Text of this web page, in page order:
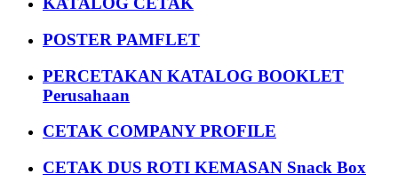
POSTER PAMFLET
PERCETAKAN KATALOG BOOKLET
Perusahaan
CETAK COMPANY PROFILE
CETAK DUS ROTI KEMASAN Snack Box